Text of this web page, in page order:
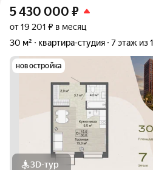
5 430 000 ₽
от 19 201 ₽ в месяц
30 м²
квартира-студия 7 этаж из
новостройка
3D-тур